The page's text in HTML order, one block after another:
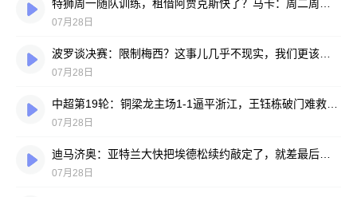
07月28日
07月28日
07月28日
07月28日